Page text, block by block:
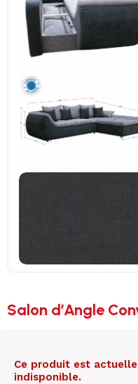
Salon d’Angle
Ce produit est
indisponible.